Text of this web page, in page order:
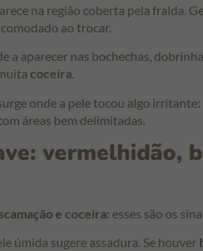
na região coberta pela fralda.
ao trocar.
a aparecer nas bochechas,
coceira.
onde a pele tocou algo
áreas bem delimitadas.
vermelhidão,
e coceira: esses são os
úmida sugere assadura. Se houver